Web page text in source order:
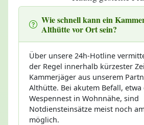
Wie schnell kann ein
Althütte vor Ort sein?
Über unsere 24h-Hotline
der Regel innerhalb kürzester
Kammerjäger aus unserem
Althütte. Bei akutem Befall, etwa
Wespennest in Wohnnähe, sind
Notdiensteinsätze meist noch
möglich.